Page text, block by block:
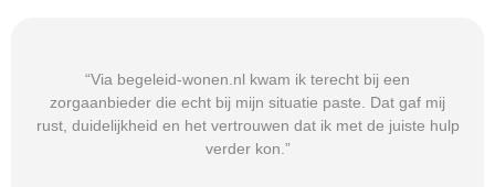
“Via begeleid-wonen.nl kwam ik terecht bij een
zorgaanbieder die echt bij mijn situatie paste. Dat gaf mij
rust, duidelijkheid en het vertrouwen dat ik met de juiste hulp
verder kon.”